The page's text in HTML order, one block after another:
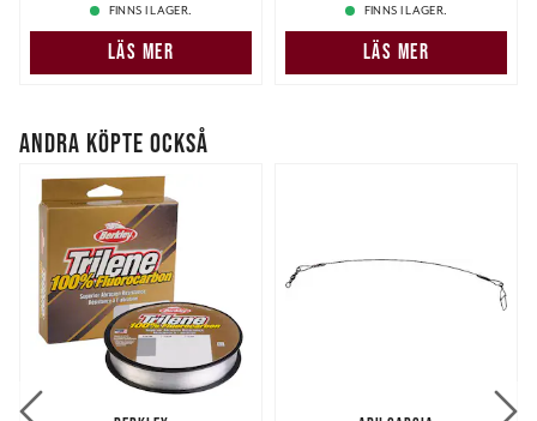
FINNS I LAGER.
LÄS MER
FINNS I LAGER.
LÄS MER
ANDRA KÖPTE OCKSÅ